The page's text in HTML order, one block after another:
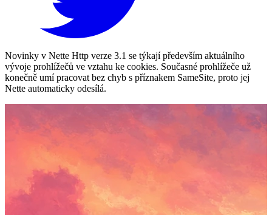
Novinky v Nette Http verze 3.1 se týkají především aktuálního
vývoje prohlížečů ve vztahu ke cookies. Současné prohlížeče už
konečně umí pracovat bez chyb s příznakem SameSite, proto jej
Nette automaticky odesílá.